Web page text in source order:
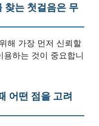
찾는 첫걸음은 무
해 가장 먼저 신뢰할
용하는 것이 중요합니
어떤 점을 고려